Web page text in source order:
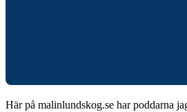
Här på malinlundskog.se har poddarna